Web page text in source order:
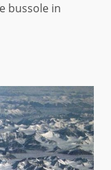
bussole in